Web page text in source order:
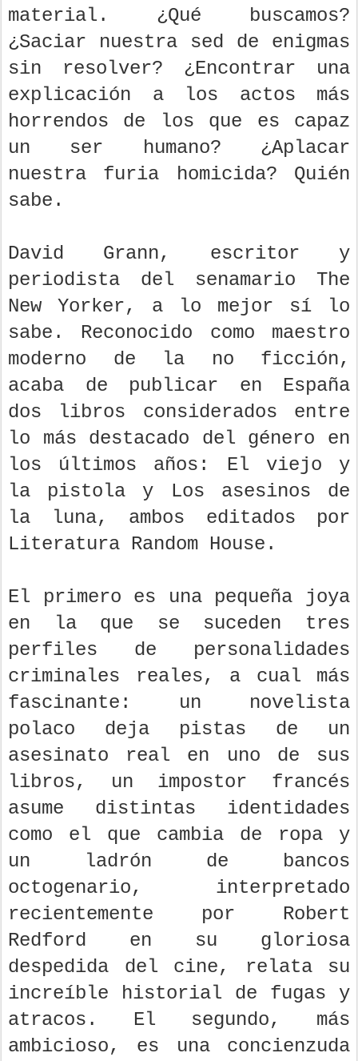
material. ¿Qué buscamos?
¿Saciar nuestra sed de enigmas
sin resolver? ¿Encontrar una
explicación a los actos más
horrendos de los que es capaz
un ser humano? ¿Aplacar
nuestra furia homicida? Quién
sabe.
David Grann, escritor y
periodista del senamario The
New Yorker, a lo mejor sí lo
sabe. Reconocido como maestro
moderno de la no ficción,
acaba de publicar en España
dos libros considerados entre
lo más destacado del género en
los últimos años: El viejo y
la pistola y Los asesinos de
la luna, ambos editados por
Literatura Random House.
El primero es una pequeña joya
en la que se suceden tres
perfiles de personalidades
criminales reales, a cual más
fascinante: un novelista
polaco deja pistas de un
asesinato real en uno de sus
libros, un impostor francés
asume distintas identidades
como el que cambia de ropa y
un ladrón de bancos
octogenario, interpretado
recientemente por Robert
Redford en su gloriosa
despedida del cine, relata su
increíble historial de fugas y
atracos. El segundo, más
ambicioso, es una concienzuda